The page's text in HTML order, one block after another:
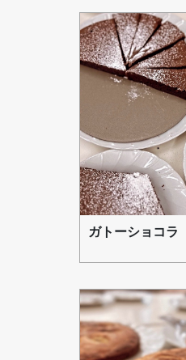
ガトーショコラ